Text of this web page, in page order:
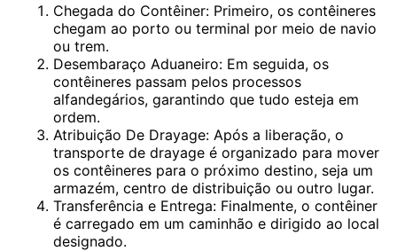
Chegada do Contêiner: Primeiro, os contêineres
chegam ao porto ou terminal por meio de navio
ou trem.
Desembaraço Aduaneiro: Em seguida, os
contêineres passam pelos processos
alfandegários, garantindo que tudo esteja em
ordem.
Atribuição De Drayage: Após a liberação, o
transporte de drayage é organizado para mover
os contêineres para o próximo destino, seja um
armazém, centro de distribuição ou outro lugar.
Transferência e Entrega: Finalmente, o contêiner
é carregado em um caminhão e dirigido ao local
designado.